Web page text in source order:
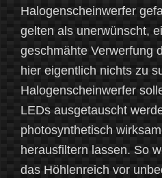
Halogenscheinwerfer
gelten als unerwünscht,
geschmähte Verwerfung
hier eigentlich nichts zu
Halogenscheinwerfer
LEDs ausgetauscht
photosynthetisch
herausfiltern lassen. So
das Höhlenreich vor